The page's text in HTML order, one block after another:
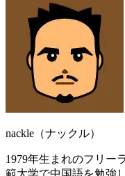
nackle（ナックル）
1979年生まれのフリー
範大学で中国語を勉強